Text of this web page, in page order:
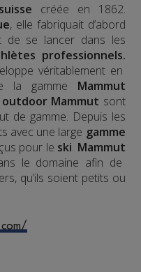
suisse créée en 1862.
, elle fabriquait d’abord
de se lancer dans les
professionnels.
véritablement en
la gamme Mammut
Mammut sont
de gamme. Depuis les
avec une large gamme
pour le ski. Mammut
le domaine afin de
qu’ils soient petits ou